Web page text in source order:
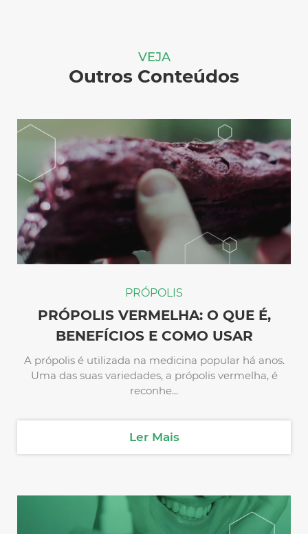
VEJA
Outros Conteúdos
PRÓPOLIS
PRÓPOLIS VERMELHA: O QUE É,
BENEFÍCIOS E COMO USAR
A própolis é utilizada na medicina popular há anos.
Uma das suas variedades, a própolis vermelha, é
reconhe...
Ler Mais